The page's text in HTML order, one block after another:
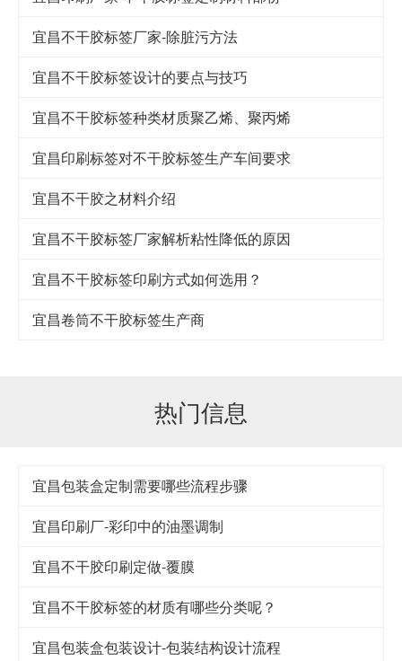
宜昌不干胶标签厂家-除脏污方法
宜昌不干胶标签设计的要点与技巧
宜昌​不干胶标签种类材质聚乙烯、聚丙烯
宜昌印刷标签对不干胶标签生产车间要求
宜昌不干胶之材料介绍
宜昌不干胶标签厂家解析粘性降低的原因
宜昌不干胶标签印刷方式如何选用？
宜昌卷筒不干胶标签生产商
热门信息
宜昌包装盒定制需要哪些流程步骤
宜昌印刷厂-彩印中的油墨调制
宜昌不干胶印刷定做-覆膜
宜昌不干胶标签的材质有哪些分类呢？
宜昌包装盒包装设计-包装结构设计流程